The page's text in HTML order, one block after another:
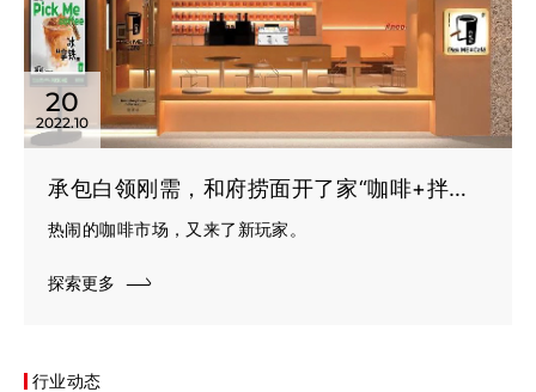
20
2022.10
承包白领刚需，和府捞面开了家“咖啡+拌面”，是不是个好模式？
热闹的咖啡市场，又来了新玩家。
探索更多
行业动态